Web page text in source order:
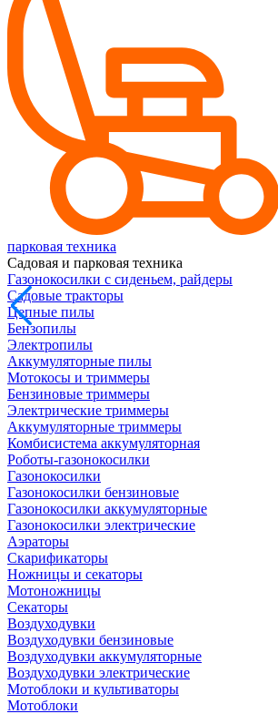
парковая техника
Садовая и парковая техника
Газонокосилки с сиденьем, райдеры
Садовые тракторы
Цепные пилы
Бензопилы
Электропилы
Аккумуляторные пилы
Мотокосы и триммеры
Бензиновые триммеры
Электрические триммеры
Аккумуляторные триммеры
Комбисистема аккумуляторная
Роботы-газонокосилки
Газонокосилки
Газонокосилки бензиновые
Газонокосилки аккумуляторные
Газонокосилки электрические
Аэраторы
Скарификаторы
Ножницы и секаторы
Мотоножницы
Секаторы
Воздуходувки
Воздуходувки бензиновые
Воздуходувки аккумуляторные
Воздуходувки электрические
Мотоблоки и культиваторы
Мотоблоки